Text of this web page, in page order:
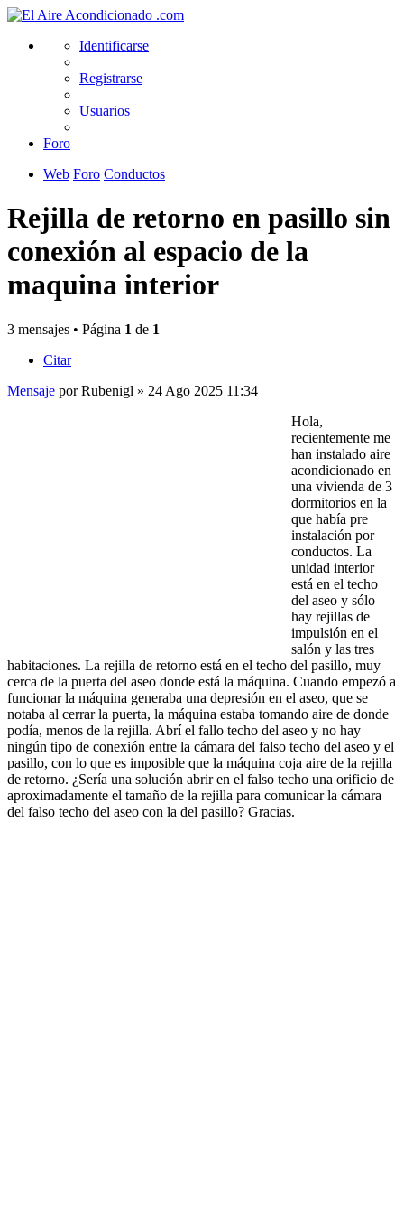
Identificarse
Registrarse
Usuarios
Foro
Web Foro Conductos
Rejilla de retorno en pasillo sin
conexión al espacio de la
maquina interior
3 mensajes • Página 1 de 1
Citar
Mensaje porRubenigl » 24 Ago 2025 11:34
Hola,
recientemente me
han instalado aire
acondicionado en
una vivienda de 3
dormitorios en la
que había pre
instalación por
conductos. La
unidad interior
está en el techo
del aseo y sólo
hay rejillas de
impulsión en el
salón y las tres
habitaciones. La rejilla de retorno está en el techo del pasillo, muy
cerca de la puerta del aseo donde está la máquina. Cuando empezó a
funcionar la máquina generaba una depresión en el aseo, que se
notaba al cerrar la puerta, la máquina estaba tomando aire de donde
podía, menos de la rejilla. Abrí el fallo techo del aseo y no hay
ningún tipo de conexión entre la cámara del falso techo del aseo y el
pasillo, con lo que es imposible que la máquina coja aire de la rejilla
de retorno. ¿Sería una solución abrir en el falso techo una orificio de
aproximadamente el tamaño de la rejilla para comunicar la cámara
del falso techo del aseo con la del pasillo? Gracias.